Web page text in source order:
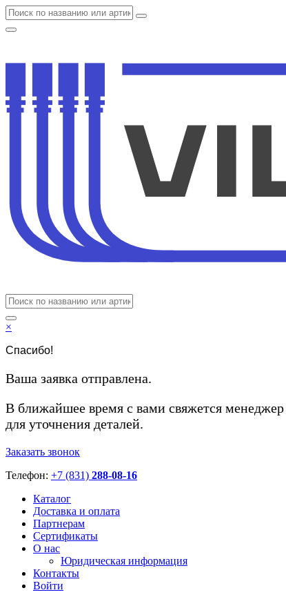
×
Спасибо!
Ваша заявка отправлена.
В ближайшее время с вами свяжется менеджер
для уточнения деталей.
Заказать звонок
Телефон: +7 (831) 288-08-16
Каталог
Доставка и оплата
Партнерам
Сертификаты
О нас
Юридическая информация
Контакты
Войти